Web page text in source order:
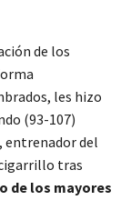
de los
les hizo
(93-107)
, entrenador del
cigarrillo tras
de los mayores